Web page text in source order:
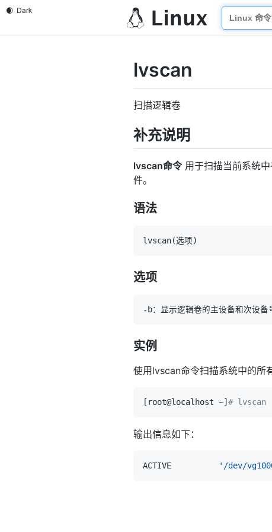
lvscan
扫描逻辑卷
补充说明
lvscan命令用于扫描当前系统
件。
语法
lvscan(选项)
选项
实例
使用lvscan命令扫描系统中的所
[ root@localhost ~] # lvscan
输出信息如下：
ACTIVE '/dev/